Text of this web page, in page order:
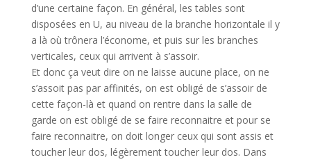
d’une certaine façon. En général, les tables sont
disposées en U, au niveau de la branche horizontale il y
a là où trônera l’économe, et puis sur les branches
verticales, ceux qui arrivent à s’assoir.
Et donc ça veut dire on ne laisse aucune place, on ne
s’assoit pas par affinités, on est obligé de s’assoir de
cette façon-là et quand on rentre dans la salle de
garde on est obligé de se faire reconnaitre et pour se
faire reconnaitre, on doit longer ceux qui sont assis et
toucher leur dos, légèrement toucher leur dos. Dans